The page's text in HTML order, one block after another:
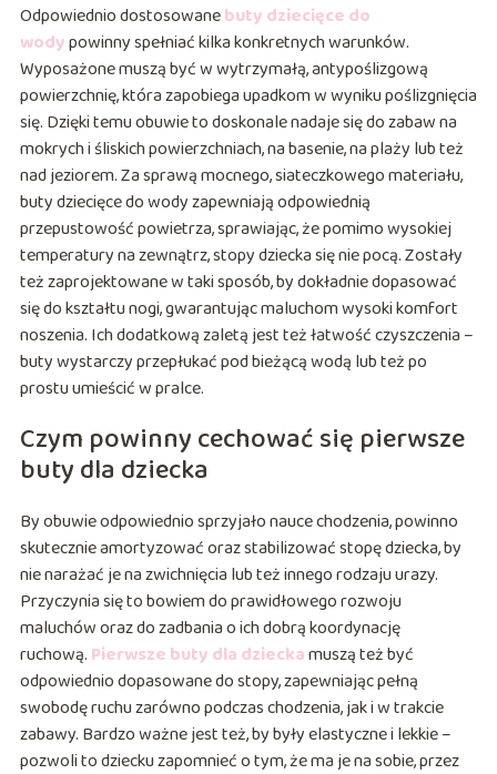
Odpowiednio dostosowanebuty dziecięce do
wodypowinny spełniać kilka konkretnych warunków.
Wyposażone muszą być w wytrzymałą, antypoślizgową
powierzchnię, która zapobiega upadkom w wyniku poślizgnięcia
się. Dzięki temu obuwie to doskonale nadaje się do zabaw na
mokrych i śliskich powierzchniach, na basenie, na plaży lub też
nad jeziorem. Za sprawą mocnego, siateczkowego materiału,
buty dziecięce do wody zapewniają odpowiednią
przepustowość powietrza, sprawiając, że pomimo wysokiej
temperatury na zewnątrz, stopy dziecka się nie pocą. Zostały
też zaprojektowane w taki sposób, by dokładnie dopasować
się do kształtu nogi, gwarantując maluchom wysoki komfort
noszenia. Ich dodatkową zaletą jest też łatwość czyszczenia –
buty wystarczy przepłukać pod bieżącą wodą lub też po
prostu umieścić w pralce.
Czym powinny cechować się pierwsze
buty dla dziecka
By obuwie odpowiednio sprzyjało nauce chodzenia, powinno
skutecznie amortyzować oraz stabilizować stopę dziecka, by
nie narażać je na zwichnięcia lub też innego rodzaju urazy.
Przyczynia się to bowiem do prawidłowego rozwoju
maluchów oraz do zadbania o ich dobrą koordynację
ruchową. Pierwsze buty dla dzieckamuszą też być
odpowiednio dopasowane do stopy, zapewniając pełną
swobodę ruchu zarówno podczas chodzenia, jak i w trakcie
zabawy. Bardzo ważne jest też, by były elastyczne i lekkie –
pozwoli to dziecku zapomnieć o tym, że ma je na sobie, przez